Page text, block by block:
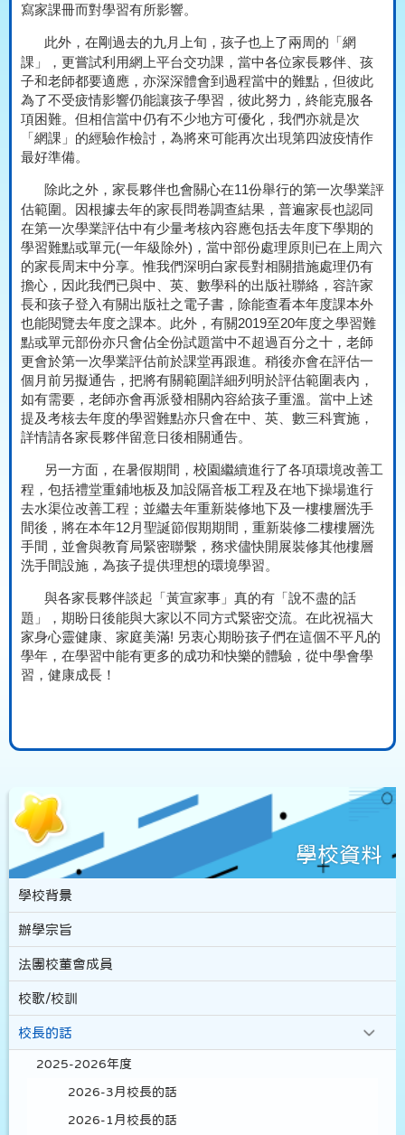
寫家課冊而對學習有所影響。
此外，在剛過去的九月上旬，孩子也上了兩周的「網
課」，更嘗試利用網上平台交功課，當中各位家長夥伴、孩
子和老師都要適應，亦深深體會到過程當中的難點，但彼此
為了不受疲情影響仍能讓孩子學習，彼此努力，終能克服各
項困難。但相信當中仍有不少地方可優化，我們亦就是次
「網課」的經驗作檢討，為將來可能再次出現第四波疫情作
最好準備。
除此之外，家長夥伴也會關心在11份舉行的第一次學業評
估範圍。因根據去年的家長問卷調查結果，普遍家長也認同
在第一次學業評估中有少量考核內容應包括去年度下學期的
學習難點或單元(一年級除外) ，當中部份處理原則已在上周六
的家長周末中分享。惟我們深明白家長對相關措施處理仍有
擔心，因此我們已與中、英、數學科的出版社聯絡，容許家
長和孩子登入有關出版社之電子書，除能查看本年度課本外
也能閱覽去年度之課本。此外，有關2019至20年度之學習難
點或單元部份亦只會佔全份試題當中不超過百分之十，老師
更會於第一次學業評估前於課堂再跟進。稍後亦會在評估一
個月前另擬通告，把將有關範圍詳細列明於評估範圍表內，
如有需要，老師亦會再派發相關內容給孩子重溫。當中上述
提及考核去年度的學習難點亦只會在中、英、數三科實施，
詳情請各家長夥伴留意日後相關通告。
另一方面，在暑假期間，校園繼續進行了各項環境改善工
程，包括禮堂重鋪地板及加設隔音板工程及在地下操場進行
去水渠位改善工程；並繼去年重新裝修地下及一樓樓層洗手
間後，將在本年12月聖誕節假期期間，重新裝修二樓樓層洗
手間，並會與教育局緊密聯繫，務求儘快開展裝修其他樓層
洗手間設施，為孩子提供理想的環境學習。
與各家長夥伴談起「黃宣家事」真的有「說不盡的話
題」，期盼日後能與大家以不同方式緊密交流。在此祝福大
家身心靈健康、家庭美滿! 另衷心期盼孩子們在這個不平凡的
學年，在學習中能有更多的成功和快樂的體驗，從中學會學
習，健康成長！
學校資料
學校背景
辦學宗旨
法團校董會成員
校歌/校訓
校長的話
2025-2026年度
2026-3月校長的話
2026-1月校長的話